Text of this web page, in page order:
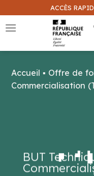
au
contenu
ACCÈS
Que
BUT
Accueil ▪ Offre de
Commercialisation